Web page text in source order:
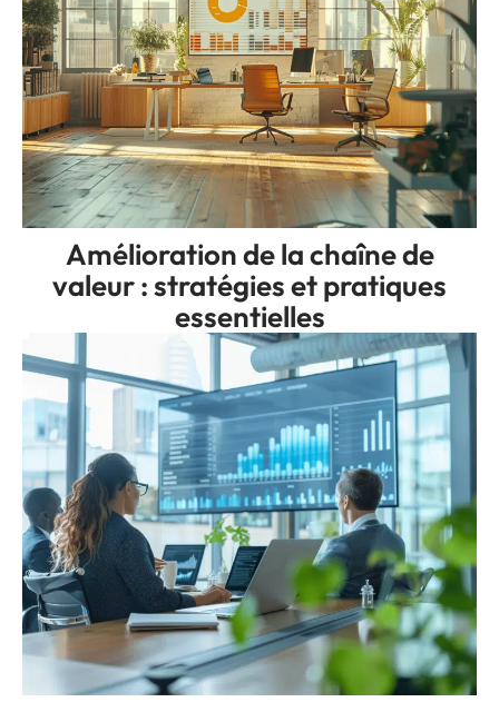
Amélioration de la chaîne de
valeur : stratégies et pratiques
essentielles